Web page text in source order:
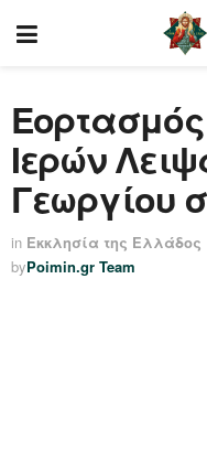
Ιερών
Γεωργίου
in Εκκλησία της Ελλάδος
byPoimin.gr Team